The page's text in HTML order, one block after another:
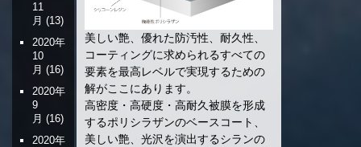
美しい艶、優れた防汚性、耐久性、
コーティングに求められるすべての
要素を最高レベルで実現するための
解がここにあります。
高密度・高硬度・高耐久被膜を形成
するポリシラザンのベースコート、
美しい艶、光沢を演出するシランの
11
月 (13)
2020年
10
月 (16)
2020年
9
月 (16)
2020年